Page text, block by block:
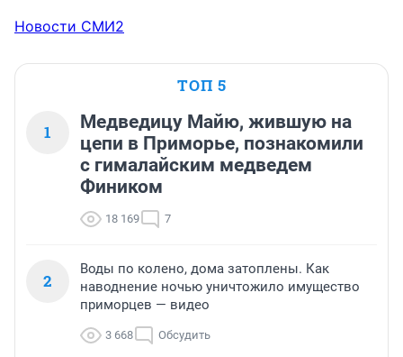
Новости СМИ2
ТОП 5
1
Медведицу Майю, жившую на
цепи в Приморье, познакомили
с гималайским медведем
Фиником
18 169 7
2
Воды по колено, дома затоплены. Как
наводнение ночью уничтожило имущество
приморцев — видео
3 668 Обсудить